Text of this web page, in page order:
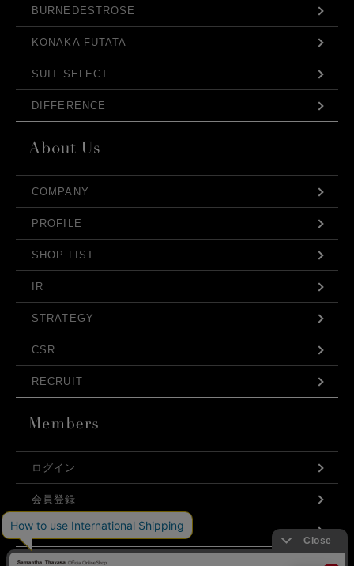
BURNEDESTROSE
KONAKA FUTATA
SUIT SELECT
DIFFERENCE
COMPANY
PROFILE
SHOP LIST
IR
STRATEGY
CSR
RECRUIT
ログイン
会員登録
利用規約
お問い合わせ